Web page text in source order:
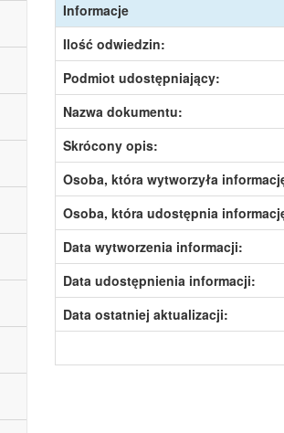
Informacje
Ilość odwiedzin:
Podmiot udostępniający:
Nazwa dokumentu:
Skrócony opis:
Osoba, która wytworzyła
Osoba, która udostępnia
Data wytworzenia informacji:
Data udostępnienia informacji:
Data ostatniej aktualizacji: